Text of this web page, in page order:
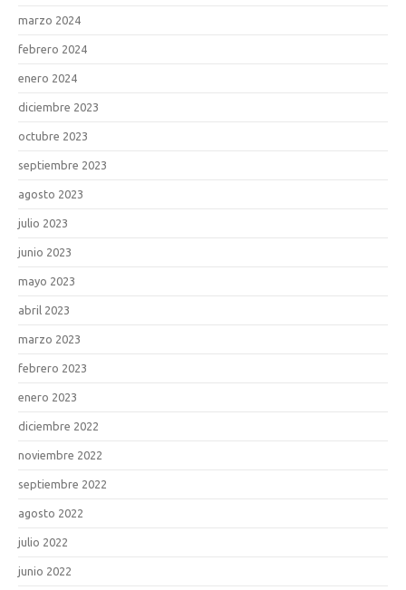
marzo 2024
febrero 2024
enero 2024
diciembre 2023
octubre 2023
septiembre 2023
agosto 2023
julio 2023
junio 2023
mayo 2023
abril 2023
marzo 2023
febrero 2023
enero 2023
diciembre 2022
noviembre 2022
septiembre 2022
agosto 2022
julio 2022
junio 2022